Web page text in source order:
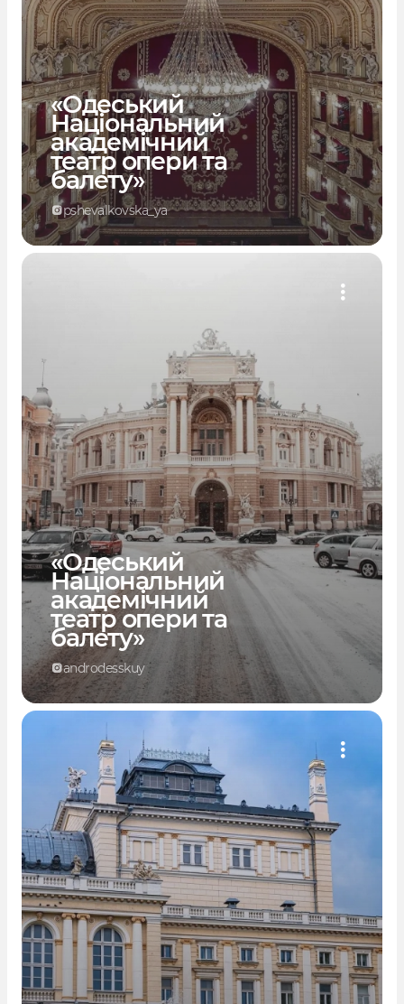
«Одеський
Національний
академічний
театр опери та
балету»
pshevalkovska_ya
«Одеський
Національний
академічний
театр опери та
балету»
androdesskuy